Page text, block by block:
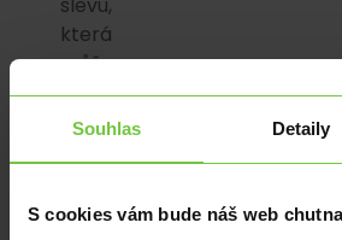
Souhlas Detaily
S cookies vám bude náš web
která
může
vůči
případným
marketingově